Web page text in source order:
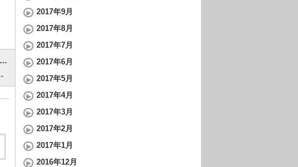
2017年9月
2017年8月
2017年7月
2017年6月
2017年5月
2017年4月
2017年3月
2017年2月
2017年1月
2016年12月